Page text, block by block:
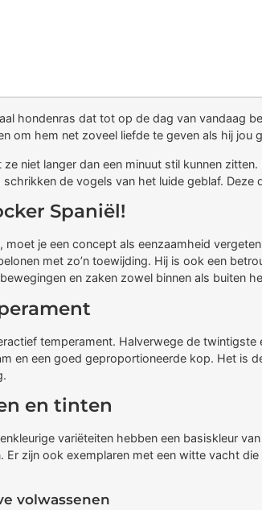
hondenras dat tot op de dag van vandaag
om hem net zoveel liefde te geven als hij jou
niet langer dan een minuut stil kunnen
de vogels van het luide geblaf.
Spaniël!
je een concept als eenzaamheid
met zo’n toewijding. Hij is ook een
en zaken zowel binnen als buiten
temperament. Halverwege de
en een goed geproportioneerde kop. Het is
en tinten
variëteiten hebben een basiskleur
zijn ook exemplaren met een witte vacht
volwassenen